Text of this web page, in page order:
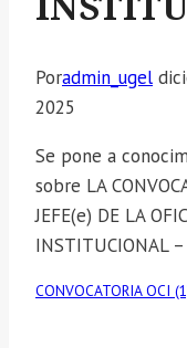
Poradmin_ugel
2025
Se pone a
sobre LA
JEFE(e) DE LA
INSTITUCIONAL –
CONVOCATORIA OCI